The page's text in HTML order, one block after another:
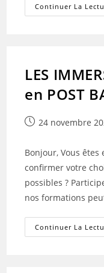
Continuer La
LES
en POST
Publication
24 novembre
Bonjour, Vous êtes
confirmer votre
possibles ?
nos formations
Continuer La